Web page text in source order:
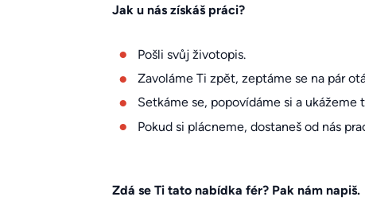
Jak u nás získáš práci?
Pošli svůj životopis.
Zavoláme Ti zpět, zeptáme se na pár
Setkáme se, popovídáme si a ukážeme
Pokud si plácneme, dostaneš od nás
Zdá se Ti tato nabídka fér? Pak nám napiš.